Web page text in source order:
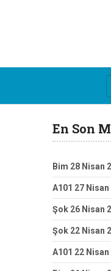
En Son
Bim 28 Nisan
A101 27
Şok 26 Nisan
Şok 22 Nisan
A101 22